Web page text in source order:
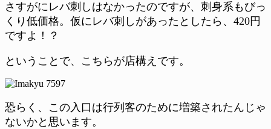
さすがにレバ刺しはなかったのですが、刺身系もびっ
くり低価格。仮にレバ刺しがあったとしたら、420円
ですよ！？
ということで、こちらが店構えです。
恐らく、この入口は行列客のために増築されたんじゃ
ないかと思います。